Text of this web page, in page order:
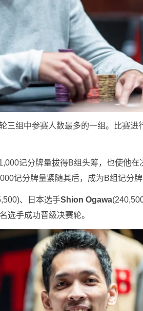
三组中参赛人数最多的一组。比赛进
记分牌量拔得B组头筹，也使他在
记分牌量紧随其后，成为B组记分牌
、日本选手Shion Ogawa
选手成功晋级决赛轮。